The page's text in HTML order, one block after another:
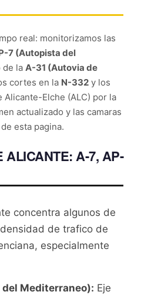
real: monitorizamos las
7 (Autopista del
de la A-31 (Autovia de
cortes en la N-332 y los
Elche (ALC) por la
actualizado y las camaras
esta pagina.
ALICANTE: A-7, AP-
concentra algunos de
de trafico de
especialmente
Mediterraneo): Eje